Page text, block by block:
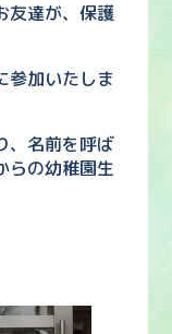
友達が、保護
参加いたしま
、名前を呼ば
らの幼稚園生